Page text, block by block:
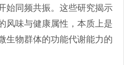
始同频共振。这些研究揭示
风味与健康属性，本质上是
生物群体的功能代谢能力的